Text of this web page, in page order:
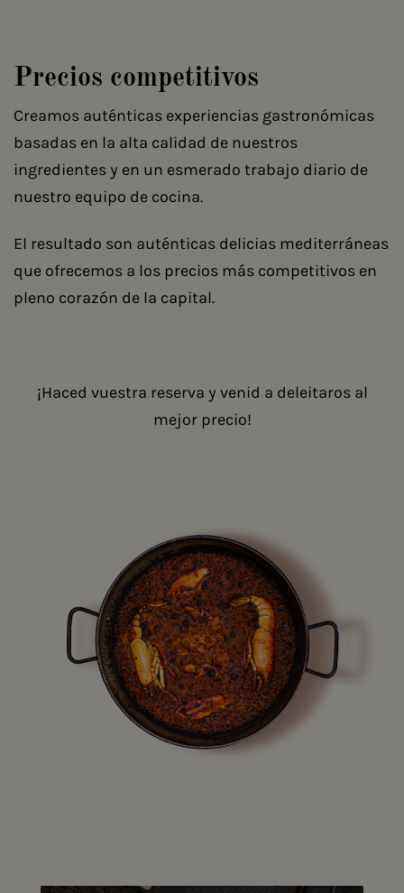
Precios competitivos
Creamos auténticas experiencias gastronómicas
basadas en la alta calidad de nuestros
ingredientes y en un esmerado trabajo diario de
nuestro equipo de cocina.
El resultado son auténticas delicias mediterráneas
que ofrecemos a los precios más competitivos en
pleno corazón de la capital.
¡Haced vuestra reserva y venid a deleitaros al
mejor precio!